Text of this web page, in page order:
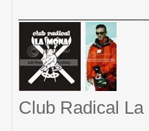
Club Radical La